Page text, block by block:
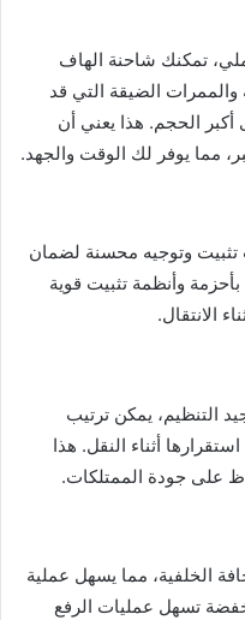
تمكنك شاحنة الهاف
الضيقة التي قد
الحجم. هذا يعني أن
مما يوفر لك الوقت والجهد.
تثبيت وتوجيه محسنة لضمان
بأحزمة وأنظمة تثبيت قوية
الانتقال.
التنظيم، يمكن ترتيب
أثناء النقل. هذا
على جودة الممتلكات.
الخلفية، مما يسهل عملية
تسهل عمليات الرفع